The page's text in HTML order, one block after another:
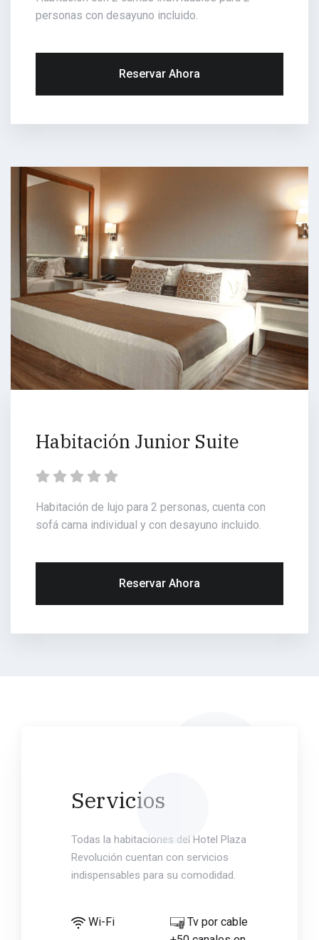
personas con desayuno incluido.
Reservar Ahora
Habitación Junior Suite
Habitación de lujo para 2 personas, cuenta con
sofá cama individual y con desayuno incluido.
Reservar Ahora
Servicios
Todas la habitaciones del Hotel Plaza
Revolución cuentan con servicios
indispensables para su comodidad.
Wi-Fi
Tv por cable